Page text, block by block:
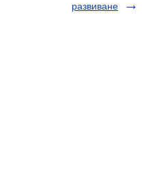
развиване